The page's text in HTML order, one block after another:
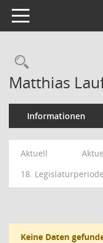
Toggle navigation
Matthias
Informationen
Aktuell
18.
Keine Daten